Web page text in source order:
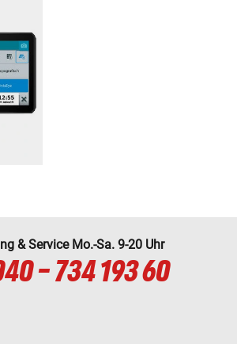
& Service Mo.-Sa. 9-20 Uhr
- 734 193 60